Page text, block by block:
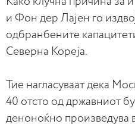
и Фон дер Лајен го
одбранбените
Северна Кореја.
Тие нагласуваат дека
40 отсто од државниот
деноноќно произведува